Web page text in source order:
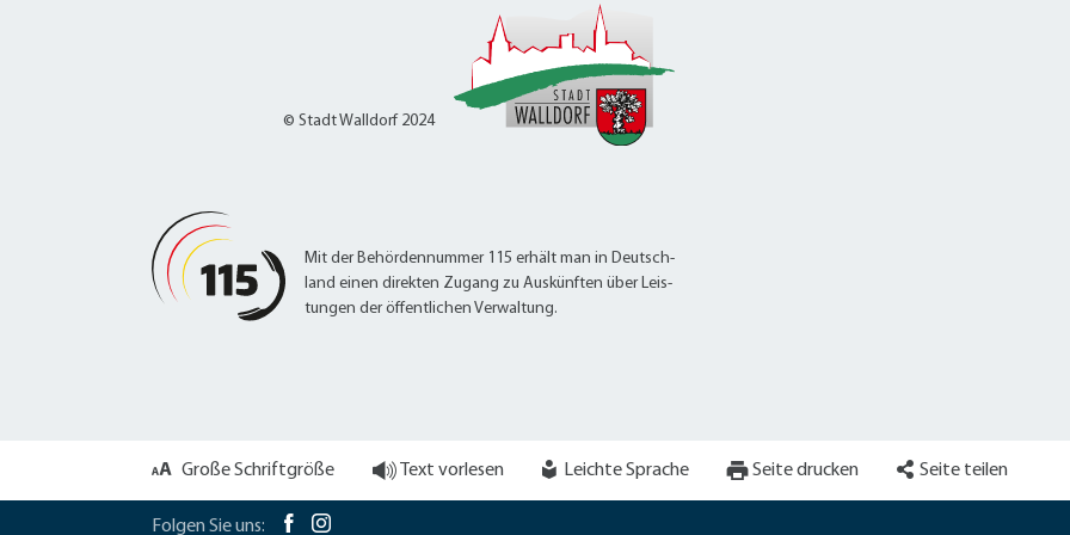
© Stadt Walldorf 2024
Mit der Behördennummer 115 erhält man in Deutsch-
land einen direkten Zugang zu Auskünften über Leis-
tungen der öffentlichen Verwaltung.
Große Schriftgröße Text vorlesen Leichte Sprache Seite drucken Seite teilen
Folgen Sie uns: